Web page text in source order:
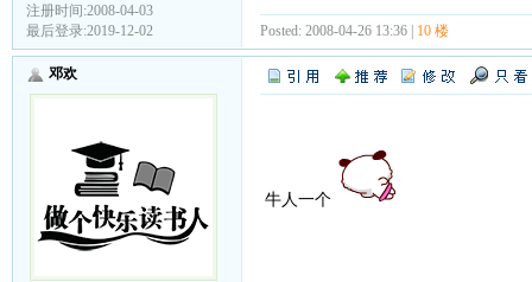
注册时间:2008-04-03
最后登录:2019-12-02
Posted: 2008-04-26 13:36 | 10 楼
邓欢
牛人一个